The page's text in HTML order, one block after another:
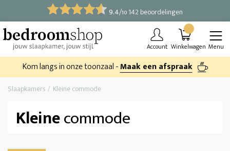
9.4/10 142 beoordelingen
Account Winkelwagen Menu
Kom langs in onze toonzaal -Maak een afspraak
Slaapkamers Kleine commode
Kleinecommode